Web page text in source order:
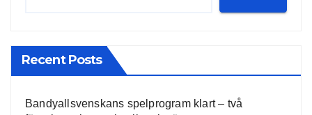
Recent Posts
Bandyallsvenskans spelprogram klart – två